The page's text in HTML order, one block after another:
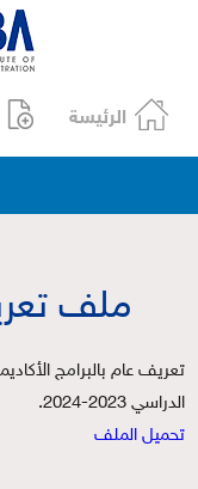
الرئيسة
ملف
تعريف عام بالبرامج
الدراسي 2023-2024.
تحميل الملف